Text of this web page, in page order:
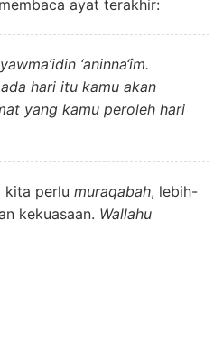
ayat terakhir:
‘aninna‘îm.
hari itu kamu akan
yang kamu peroleh hari
kita perlu muraqabah, lebih-
kekuasaan. Wallahu